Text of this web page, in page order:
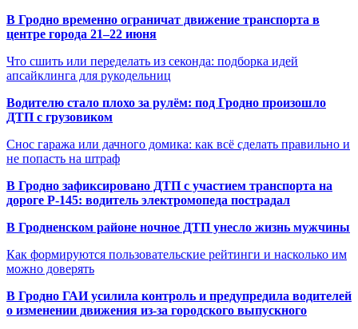
В Гродно временно ограничат движение транспорта в
центре города 21–22 июня
Что сшить или переделать из секонда: подборка идей
апсайклинга для рукодельниц
Водителю стало плохо за рулём: под Гродно произошло
ДТП с грузовиком
Снос гаража или дачного домика: как всё сделать правильно и
не попасть на штраф
В Гродно зафиксировано ДТП с участием транспорта на
дороге Р-145: водитель электромопеда пострадал
В Гродненском районе ночное ДТП унесло жизнь мужчины
Как формируются пользовательские рейтинги и насколько им
можно доверять
В Гродно ГАИ усилила контроль и предупредила водителей
о изменении движения из-за городского выпускного